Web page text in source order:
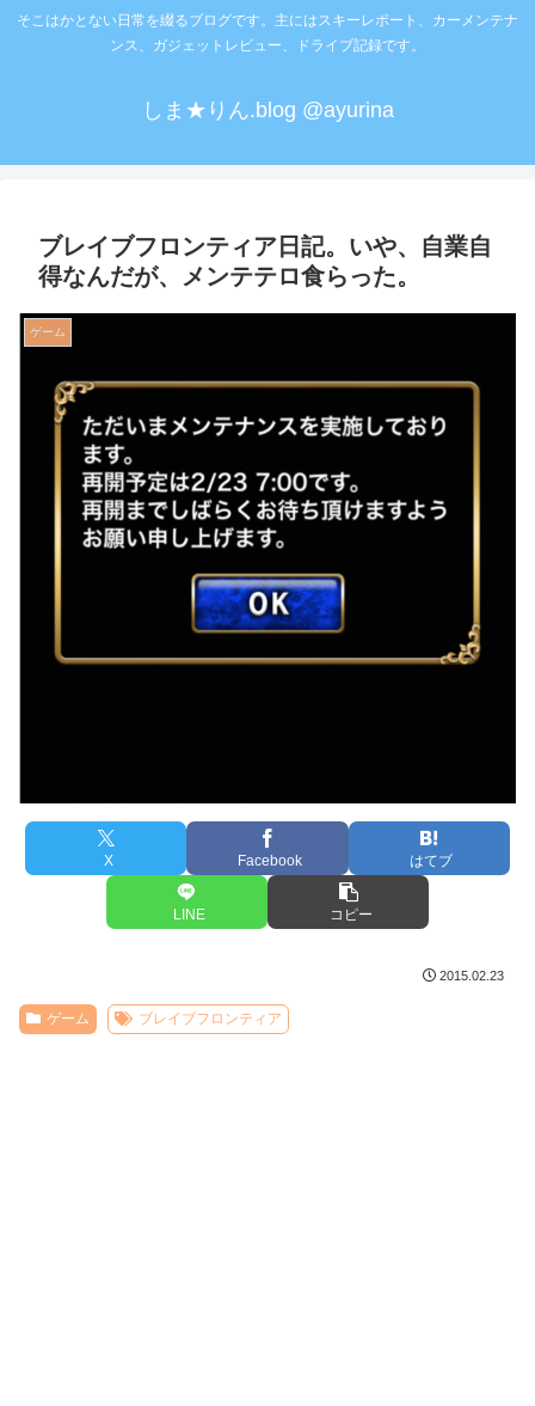
そこはかとない日常を綴るブログです。主にはスキーレポート、カーメンテナ
ンス、ガジェットレビュー、ドライブ記録です。
しま★りん.blog @ayurina
ブレイブフロンティア日記。いや、自業自
得なんだが、メンテテロ食らった。
ゲーム
X Facebook はてブ
LINE コピー
2015.02.23
ゲーム ブレイブフロンティア